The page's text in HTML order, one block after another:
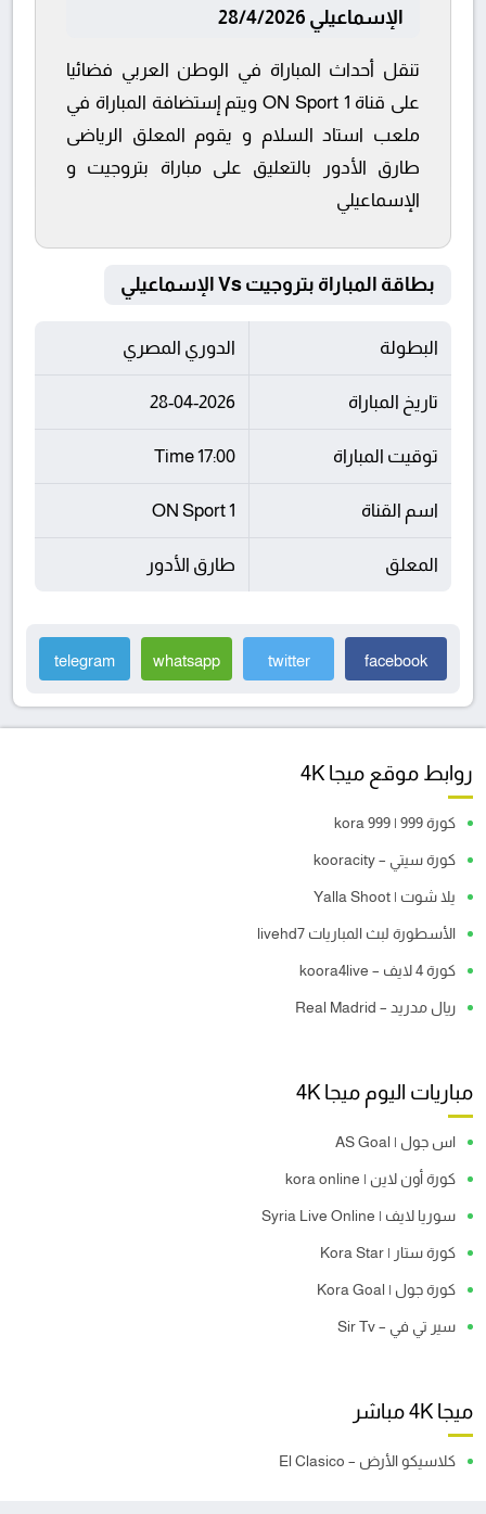
الإسماعيلي 28/4/2026
تنقل أحداث المباراة في الوطن العربي فضائيا
على قناة ON Sport 1 ويتم إستضافة المباراة في
ملعب استاد السلام و يقوم المعلق الرياضى
طارق الأدور بالتعليق على مباراة بتروجيت و
الإسماعيلي
بطاقة المباراة بتروجيت Vs الإسماعيلي
البطولة الدوري المصري
تاريخ المباراة 28-04-2026
توقيت المباراة 17:00 Time
اسم القناة ON Sport 1
المعلق طارق الأدور
facebook
twitter
whatsapp
telegram
روابط موقع ميجا 4K
كورة 999 | kora 999
كورة سيتي – kooracity
يلا شوت | Yalla Shoot
الأسطورة لبث المباريات livehd7
كورة 4 لايف – koora4live
ريال مدريد – Real Madrid
مباريات اليوم ميجا 4K
اس جول | AS Goal
كورة أون لاين | kora online
سوريا لايف | Syria Live Online
كورة ستار | Kora Star
كورة جول | Kora Goal
سير تي في – Sir Tv
ميجا 4K مباشر
كلاسيكو الأرض – El Clasico